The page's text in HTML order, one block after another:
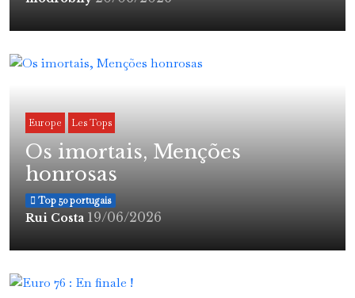
Europe Les Tops
Os imortais, Menções
honrosas
Top 50 portugais
Rui Costa 19/06/2026